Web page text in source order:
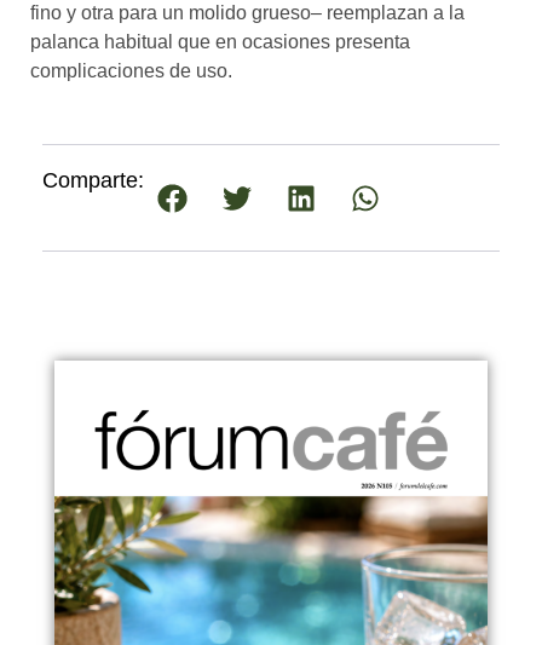
fino y otra para un molido grueso– reemplazan a la
palanca habitual que en ocasiones presenta
complicaciones de uso.
Comparte: